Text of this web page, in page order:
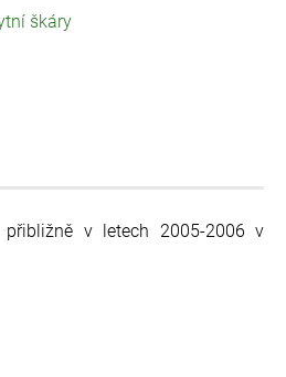
škáry
v letech 2005-2006 v